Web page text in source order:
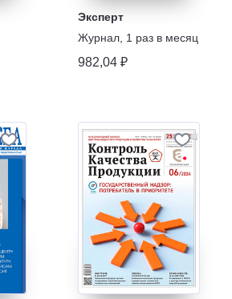
Эксперт
Журнал 1 раз в месяц
982,04 ₽